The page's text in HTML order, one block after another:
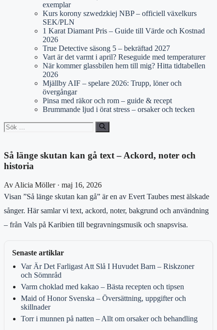
exemplar
Kurs korony szwedzkiej NBP – officiell växelkurs
SEK/PLN
1 Karat Diamant Pris – Guide till Värde och Kostnad
2026
True Detective säsong 5 – bekräftad 2027
Vart är det varmt i april? Reseguide med temperaturer
När kommer glassbilen hem till mig? Hitta tidtabellen
2026
Mjällby AIF – spelare 2026: Trupp, löner och
övergångar
Pinsa med räkor och rom – guide & recept
Brummande ljud i örat stress – orsaker och tecken
Sök
efter:
Så länge skutan kan gå text – Ackord, noter och
historia
Av Alicia Möller · maj 16, 2026
Visan ”Så länge skutan kan gå” är en av Evert Taubes mest älskade
sånger. Här samlar vi text, ackord, noter, bakgrund och användning
– från Vals på Karibien till begravningsmusik och snapsvisa.
Senaste artiklar
Var Är Det Farligast Att Slå I Huvudet Barn – Riskzoner
och Sömnråd
Varm choklad med kakao – Bästa recepten och tipsen
Maid of Honor Svenska – Översättning, uppgifter och
skillnader
Torr i munnen på natten – Allt om orsaker och behandling